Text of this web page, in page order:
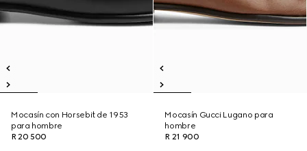
Mocasín con Horsebit de 1953
para hombre
R 20 500
Mocasín Gucci Lugano para
hombre
R 21 900